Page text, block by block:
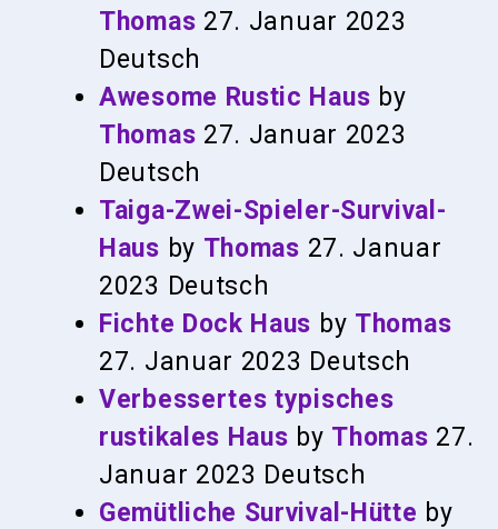
Thomas 27. Januar 2023
Deutsch
Awesome Rustic Haus by
Thomas 27. Januar 2023
Deutsch
Taiga-Zwei-Spieler-Survival-
Haus by Thomas 27. Januar
2023 Deutsch
Fichte Dock Haus by Thomas
27. Januar 2023 Deutsch
Verbessertes typisches
rustikales Haus by Thomas 27.
Januar 2023 Deutsch
Gemütliche Survival-Hütte by